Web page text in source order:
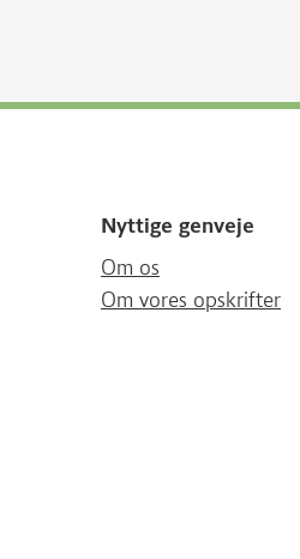
Nyttige genveje
Om os
Om vores opskrifter